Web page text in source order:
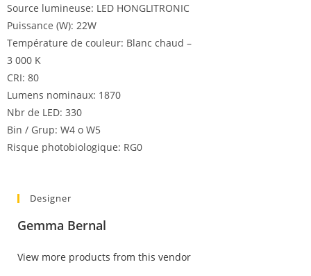
Source lumineuse: LED HONGLITRONIC
Puissance (W): 22W
Température de couleur: Blanc chaud –
3 000 K
CRI: 80
Lumens nominaux: 1870
Nbr de LED: 330
Bin / Grup: W4 o W5
Risque photobiologique: RG0
Designer
Gemma Bernal
View more products from this vendor